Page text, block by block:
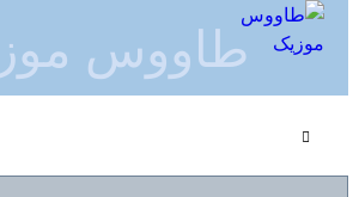
طاووس